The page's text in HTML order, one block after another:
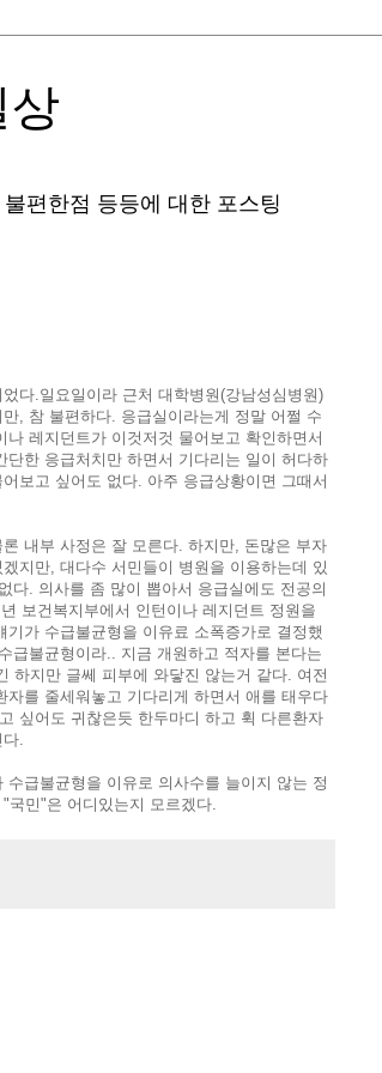
상
편한점 등등에 대한 포스팅
다.일요일이라 근처 대학병원(강남성심병원)
, 참 불편하다. 응급실이라는게 정말 어쩔 수
레지던트가 이것저것 물어보고 확인하면서
한 응급처치만 하면서 기다리는 일이 허다하
보고 싶어도 없다. 아주 응급상황이면 그때서
내부 사정은 잘 모른다. 하지만, 돈많은 부자
지만, 대다수 서민들이 병원을 이용하는데 있
다. 의사를 좀 많이 뽑아서 응급실에도 전공의
보건복지부에서 인턴이나 레지던트 정원을
가 수급불균형을 이유료 소폭증가로 결정했
급불균형이라.. 지금 개원하고 적자를 본다는
하지만 글쎄 피부에 와닿진 않는거 같다. 여전
를 줄세워놓고 기다리게 하면서 애를 태우다
싶어도 귀찮은듯 한두마디 하고 휙 다른환자
.
급불균형을 이유로 의사수를 늘이지 않는 정
민"은 어디있는지 모르겠다.